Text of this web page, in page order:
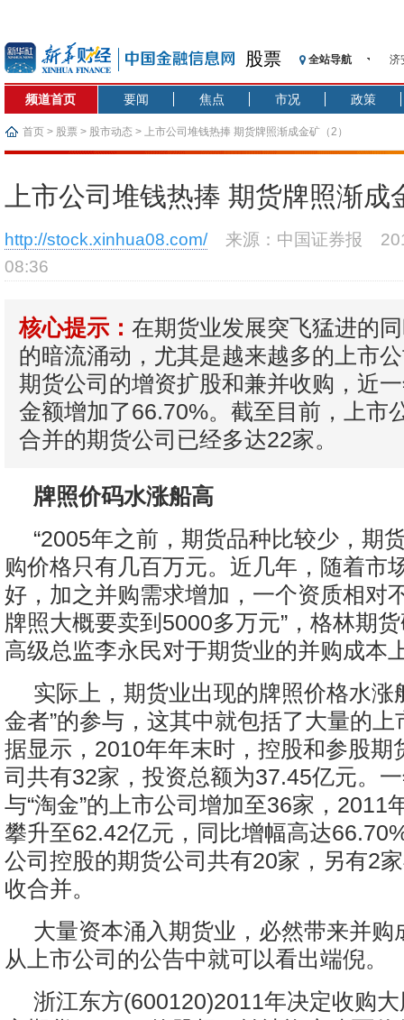
股票 全站导航
济
【
济
在
基
频道首页 要闻 焦点 市况 政策
首页 > 股票 > 股市动态 > 上市公司堆钱热捧 期货牌照渐成金矿（2）
上市公司堆钱热捧 期货牌照渐成
http://stock.xinhua08.com/ 来源：中国证券报
08:36
核心提示： 在期货业发展突飞猛进的
的暗流涌动，尤其是越来越多的上市
期货公司的增资扩股和兼并收购，近
金额增加了66.70%。截至目前，上市
合并的期货公司已经多达22家。
牌照价码水涨船高
“2005年之前，期货品种比较少，期
购价格只有几百万元。近几年，随着市
好，加之并购需求增加，一个资质相对
牌照大概要卖到5000多万元”，格林期
高级总监李永民对于期货业的并购成本
实际上，期货业出现的牌照价格水涨
金者”的参与，这其中就包括了大量的
据显示，2010年年末时，控股和参股期
司共有32家，投资总额为37.45亿元。
与“淘金”的上市公司增加至36家，2011
攀升至62.42亿元，同比增幅高达
公司控股的期货公司共有20家，另有2
收合并。
大量资本涌入期货业，必然带来并购
从上市公司的公告中就可以看出端倪。
浙江东方(600120)2011年决定收购